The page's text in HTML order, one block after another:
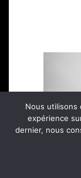
Nous utilisons
expérience
dernier, nous